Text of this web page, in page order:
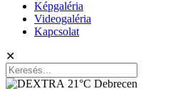
Képgaléria
Videogaléria
Kapcsolat
✕
21°C Debrecen